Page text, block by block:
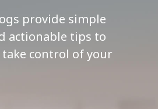
provide simple
actionable tips to
control of your